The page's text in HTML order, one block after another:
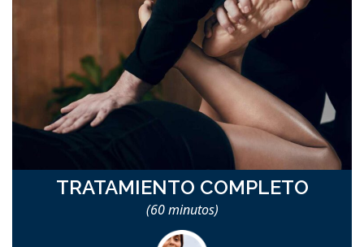
TRATAMIENTO COMPLETO
(60 minutos)